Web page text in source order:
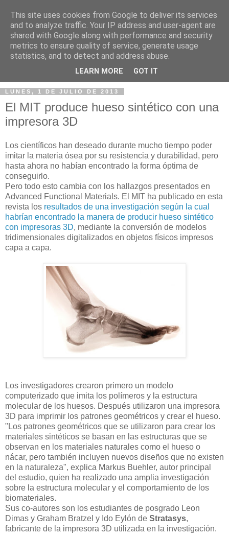
LUNES, 1 DE JULIO DE 2013
El MIT produce hueso sintético con una
impresora 3D
Los científicos han deseado durante mucho tiempo poder
imitar la materia ósea por su resistencia y durabilidad, pero
hasta ahora no habían encontrado la forma óptima de
conseguirlo.
Pero todo esto cambia con los hallazgos presentados en
Advanced Functional Materials. El MIT ha publicado en esta
revista los resultados de una investigación según la cual
habrían encontrado la manera de producir hueso sintético
con impresoras 3D, mediante la conversión de modelos
tridimensionales digitalizados en objetos físicos impresos
capa a capa.
Los investigadores crearon primero un modelo
computerizado que imita los polímeros y la estructura
molecular de los huesos. Después utilizaron una impresora
3D para imprimir los patrones geométricos y crear el hueso.
"Los patrones geométricos que se utilizaron para crear los
materiales sintéticos se basan en las estructuras que se
observan en los materiales naturales como el hueso o
nácar, pero también incluyen nuevos diseños que no existen
en la naturaleza", explica Markus Buehler, autor principal
del estudio, quien ha realizado una amplia investigación
sobre la estructura molecular y el comportamiento de los
biomateriales.
Sus co-autores son los estudiantes de posgrado Leon
Dimas y Graham Bratzel y Ido Eylón de Stratasys,
fabricante de la impresora 3D utilizada en la investigación.
This site uses cookies from Google to deliver its services
and to analyze traffic. Your IP address and user-agent are
shared with Google along with performance and security
metrics to ensure quality of service, generate usage
statistics, and to detect and address abuse.
LEARN MORE GOT IT